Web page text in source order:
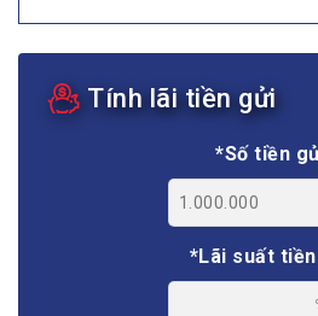
Tính lãi tiền gửi
*Số tiền
*Lãi suất